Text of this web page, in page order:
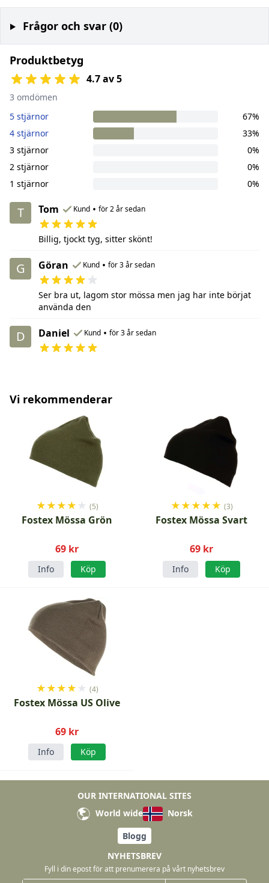
Frågor och svar (0)
Produktbetyg
4.7 av 5
3 omdömen
5 stjärnor
67%
4 stjärnor
33%
3 stjärnor
0%
2 stjärnor
0%
1 stjärnor
0%
T Tom Kund • för 2 år sedan
Billig, tjockt tyg, sitter skönt!
G Göran Kund • för 3 år sedan
Ser bra ut, lagom stor mössa men jag har inte börjat
använda den
D Daniel Kund • för 3 år sedan
Vi rekommenderar
★★★★ ★ (5)
Fostex Mössa Grön
69 kr
Info Köp
★★★★★ (3)
Fostex Mössa Svart
69 kr
Info Köp
★★★★ ★ (4)
Fostex Mössa US Olive
69 kr
Info Köp
OUR INTERNATIONAL SITES
World wide
Norsk
Blogg
NYHETSBREV
Fyll i din epost för att prenumerera på vårt nyhetsbrev